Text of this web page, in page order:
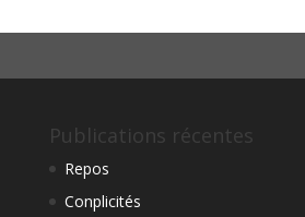
Publications récentes
Repos
Conplicités